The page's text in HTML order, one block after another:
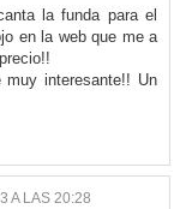
la funda para el
en la web que me a
interesante!! Un
A LAS 20:28